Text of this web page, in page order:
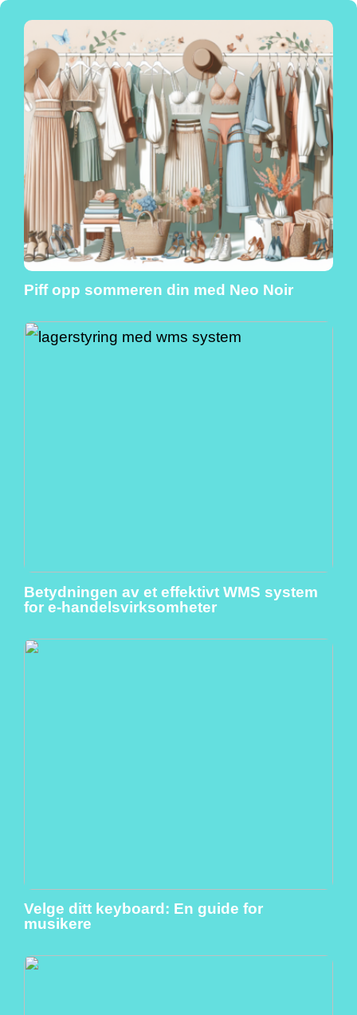
Piff opp sommeren din med Neo Noir
Betydningen av et effektivt WMS system
for e-handelsvirksomheter
Velge ditt keyboard: En guide for
musikere